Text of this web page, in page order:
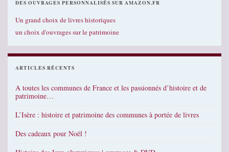
DES OUVRAGES PERSONNALISÉS SUR AMAZON.FR
Un grand choix de livres historiques
un choix d'ouvrages sur le patrimoine
ARTICLES RÉCENTS
A toutes les communes de France et les passionnés d’histoire et de
patrimoine…
L’Isère : histoire et patrimoine des communes à portée de livres
Des cadeaux pour Noël !